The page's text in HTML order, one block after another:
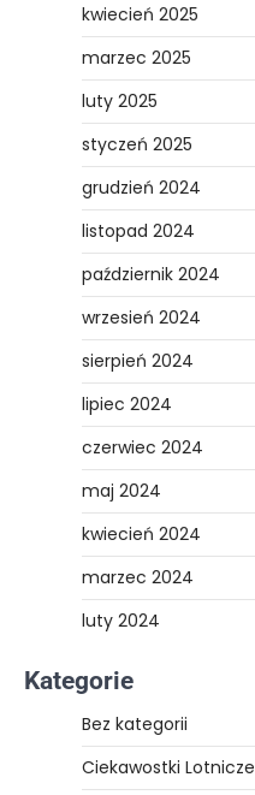
kwiecień 2025
marzec 2025
luty 2025
styczeń 2025
grudzień 2024
listopad 2024
październik 2024
wrzesień 2024
sierpień 2024
lipiec 2024
czerwiec 2024
maj 2024
kwiecień 2024
marzec 2024
luty 2024
Kategorie
Bez kategorii
Ciekawostki Lotnicze